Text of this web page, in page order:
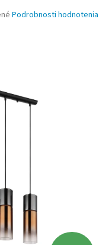
Podrobnosti hodnotenia